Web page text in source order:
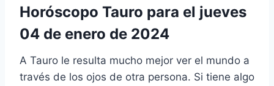
Horóscopo Tauro para el jueves
04 de enero de 2024
A Tauro le resulta mucho mejor ver el mundo a
través de los ojos de otra persona. Si tiene algo